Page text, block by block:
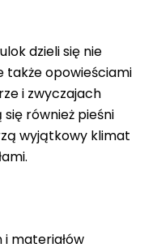
dzieli się nie
także opowieściami
i zwyczajach
również pieśni
wyjątkowy klimat
materiałów